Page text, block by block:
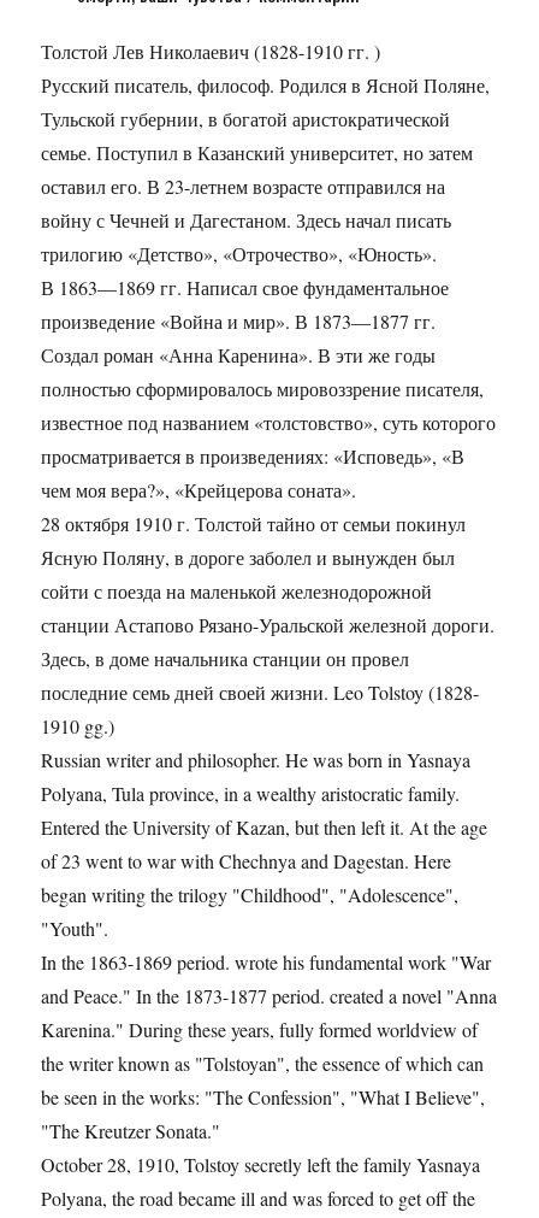
Толстой Лев Николаевич (1828-1910 гг. )
Русский писатель, философ. Родился в Ясной Поляне,
Тульской губернии, в богатой аристократической
семье. Поступил в Казанский университет, но затем
оставил его. В 23-летнем возрасте отправился на
войну с Чечней и Дагестаном. Здесь начал писать
трилогию «Детство», «Отрочество», «Юность».
В 1863—1869 гг. Написал свое фундаментальное
произведение «Война и мир». В 1873—1877 гг.
Создал роман «Анна Каренина». В эти же годы
полностью сформировалось мировоззрение писателя,
известное под названием «толстовство», суть которого
просматривается в произведениях: «Исповедь», «В
чем моя вера?», «Крейцерова соната».
28 октября 1910 г. Толстой тайно от семьи покинул
Ясную Поляну, в дороге заболел и вынужден был
сойти с поезда на маленькой железнодорожной
станции Астапово Рязано-Уральской железной дороги.
Здесь, в доме начальника станции он провел
последние семь дней своей жизни. Leo Tolstoy (1828-
1910 gg.)
Russian writer and philosopher. He was born in Yasnaya
Polyana, Tula province, in a wealthy aristocratic family.
Entered the University of Kazan, but then left it. At the age
of 23 went to war with Chechnya and Dagestan. Here
began writing the trilogy "Childhood", "Adolescence",
"Youth".
In the 1863-1869 period. wrote his fundamental work "War
and Peace." In the 1873-1877 period. created a novel "Anna
Karenina." During these years, fully formed worldview of
the writer known as "Tolstoyan", the essence of which can
be seen in the works: "The Confession", "What I Believe",
"The Kreutzer Sonata."
October 28, 1910, Tolstoy secretly left the family Yasnaya
Polyana, the road became ill and was forced to get off the